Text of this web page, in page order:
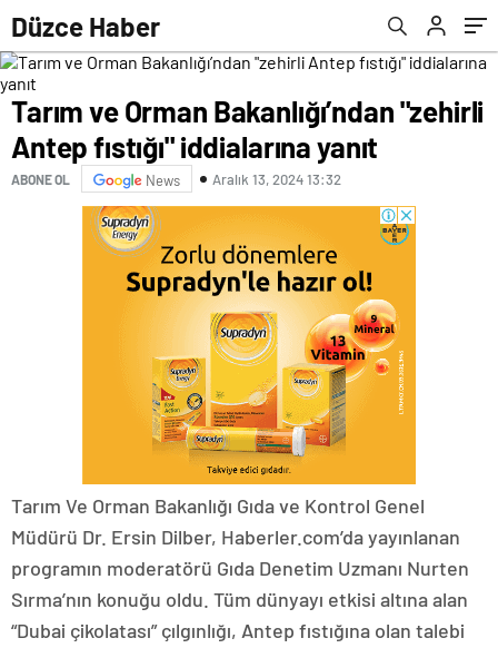
Düzce Haber
Tarım ve Orman Bakanlığı’ndan "zehirli
Antep fıstığı" iddialarına yanıt
ABONE OL News Aralık 13, 2024 13:32
Tarım Ve Orman Bakanlığı Gıda ve Kontrol Genel
Müdürü Dr. Ersin Dilber, Haberler.com’da yayınlanan
programın moderatörü Gıda Denetim Uzmanı Nurten
Sırma’nın konuğu oldu. Tüm dünyayı etkisi altına alan
“Dubai çikolatası” çılgınlığı, Antep fıstığına olan talebi